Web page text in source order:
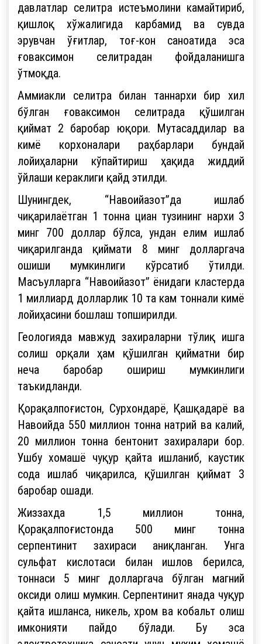
давлатлар селитра истеъмолини камайтириб,
қишлоқ хўжалигида карбамид ва сувда
эрувчан ўғитлар, тоғ-кон саноатида эса
ғоваксимон селитрадан фойдаланишга
ўтмоқда.
Аммиакли селитра билан таннархи бир хил
бўлган ғоваксимон селитрада қўшилган
қиймат 2 баробар юқори. Мутасаддилар ва
кимё корхоналари раҳбарлари бундай
лойиҳаларни кўпайтириш ҳақида жиддий
ўйлаши кераклиги қайд этилди.
Шунингдек, “Навоийазот”да ишлаб
чиқарилаётган 1 тонна циан тузининг нархи 3
минг 700 доллар бўлса, ундан елим ишлаб
чиқарилганда қиймати 8 минг долларгача
ошиши мумкинлиги кўрсатиб ўтилди.
Масъулларга “Навоийазот” ёнидаги кластерда
1 миллиард долларлик 10 та кам тоннали кимё
лойиҳасини бошлаш топширилди.
Геологияда мавжуд захираларни тўлиқ ишга
солиш орқали ҳам қўшилган қийматни бир
неча баробар ошириш мумкинлиги
таъкидланди.
Қорақалпоғистон, Сурхондарё, Қашқадарё ва
Навоийда 550 миллион тонна натрий ва калий,
20 миллион тонна бентонит захиралари бор.
Ушбу хомашё чуқур қайта ишланиб, каустик
сода ишлаб чиқарилса, қўшилган қиймат 3
баробар ошади.
Жиззахда 1,5 миллион тонна,
Қорақалпоғистонда 500 минг тонна
серпентинит захираси аниқланган. Унга
сульфат кислотаси билан ишлов берилса,
тоннаси 5 минг долларгача бўлган магний
оксиди олиш мумкин. Серпентинит янада чуқур
қайта ишланса, никель, хром ва кобальт олиш
имконияти пайдо бўлади. Бу эса